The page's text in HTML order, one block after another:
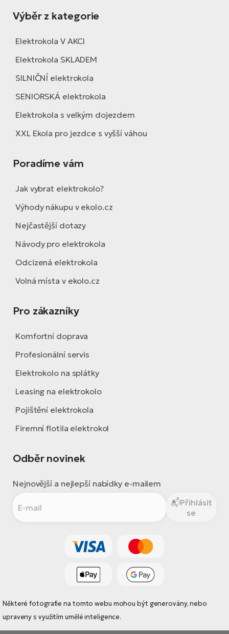
Výběr z kategorie
Elektrokola V AKCI
Elektrokola SKLADEM
SILNIČNÍ elektrokola
SENIORSKÁ elektrokola
Elektrokola s velkým dojezdem
XXL Ekola pro jezdce s vyšší váhou
Poradíme vám
Jak vybrat elektrokolo?
Výhody nákupu v ekolo.cz
Nejčastější dotazy
Návody pro elektrokola
Odcizená elektrokola
Volná místa v ekolo.cz
Pro zákazníky
Komfortní doprava
Profesionální servis
Elektrokolo na splátky
Leasing na elektrokolo
Pojištění elektrokola
Firemní flotila elektrokol
Odběr novinek
Nejnovější a nejlepší nabídky e-mailem
Přihlásit
se
Některé fotografie na tomto webu mohou být generovány, nebo
upraveny s využitím umělé inteligence.